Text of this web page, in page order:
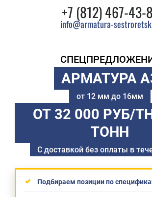
+7 (812) 467-43-
info@armatura-
АРМАТУРА
от 12 мм до 16мм
ОТ 32 000 РУБ/
ТОНН
С доставкой без оплаты в
Подбираем позиции по